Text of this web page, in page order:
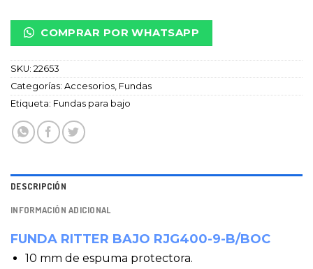
COMPRAR POR WHATSAPP
SKU: 22653
Categorías: Accesorios Fundas
Etiqueta: Fundas para bajo
DESCRIPCIÓN
INFORMACIÓN ADICIONAL
FUNDA RITTER BAJO RJG400-9-B/BOC
10 mm de espuma protectora.